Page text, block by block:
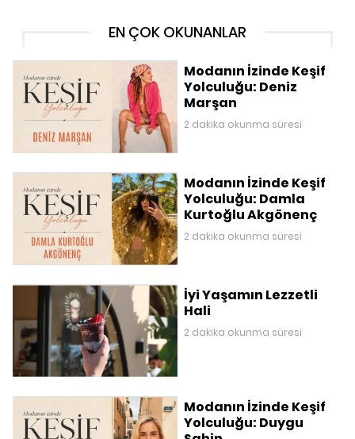
EN ÇOK OKUNANLAR
Modanın İzinde Keşif
Yolculuğu: Deniz
Marşan
2 dakika okunma süresi
Modanın İzinde Keşif
Yolculuğu: Damla
Kurtoğlu Akgönenç
2 dakika okunma süresi
İyi Yaşamın Lezzetli
Hali
2 dakika okunma süresi
Modanın İzinde Keşif
Yolculuğu: Duygu